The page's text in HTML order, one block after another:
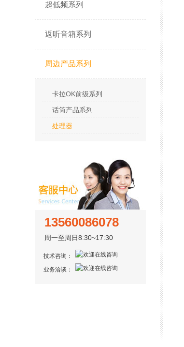
超低频系列
返听音箱系列
周边产品系列
卡拉OK前级系列
话筒产品系列
处理器
13560086078
周一至周日8:30~17:30
技术咨询：
业务洽谈：